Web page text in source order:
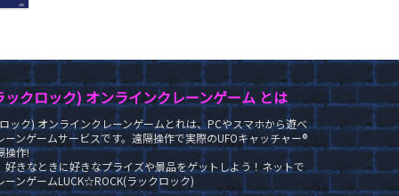
LRC
クロック) オンラインクレーンゲーム とは
ック) オンラインクレーンゲームとれは、PCやスマホから遊べ
ンゲームサービスです。遠隔操作で実際のUFOキャッチャー®
操作!
好きなときに好きなプライズや景品をゲットしよう！ネットで
ンゲームLUCK☆ROCK(ラックロック)